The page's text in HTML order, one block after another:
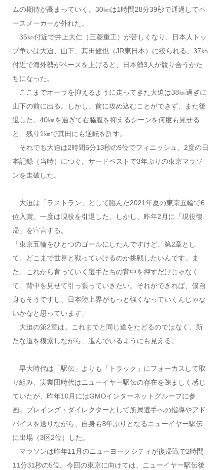
ムの期待が高まっていく。30㎞は1時間28分39秒で通過してペ
ースメーカーが外れた。
35㎞付近で井上大仁（三菱重工）が苦しくなり、日本人トッ
プ争いは大迫、山下、其田健也（JR東日本）に絞られる。37㎞
付近で海外勢がペースを上げると、日本勢3人が競り合うかた
ちになった。
ここまでオーラを抑えるように走ってきた大迫は38㎞過ぎに
山下の前に出る。しかし、前に攻め込むことができず、また後
退した。40㎞を過ぎて右脇腹を抑えるシーンを何度も見せる
と、残り1㎞で其田にも逆転を許す。
それでも大迫は2時間6分13秒の9位でフィニッシュ。2度の日
本記録（当時）につぐ、サードベストで3年ぶりの東京マラソ
ンを走破した。
大迫は「ラストラン」として臨んだ2021年夏の東京五輪で6
位入賞。一度は現役を引退した。しかし、昨年2月に「現役復
帰」を宣言する。
「東京五輪をひとつのゴールにしたんですけど、第2章とし
て、どこまで世界と戦っていけるのか挑戦したいんです。ま
た、これから育っていく選手たちの背中を押すだけじゃなく
て、背中を見せて引っ張っていきたい。それができれば、僕自
身もそうですし、日本陸上界がもっと強くなっていくんじゃな
いかなと思っています」
大迫の第2章は、これまでと同じ道をたどるのではなく、新
たな道を模索しながら、進んでいるようにも見える。
早大時代は「駅伝」よりも「トラック」にフォーカスして取
り組み、実業団時代はニューイヤー駅伝の存在を疎ましく感じ
ていたが、昨年10月にはGMOインターネットグループに参
画。プレイング・ダイレクターとして所属選手への指導やアド
バイスを送りながら、自身も8年ぶりとなるニューイヤー駅伝
に出場（3区2位）した。
マラソンは昨年11月のニューヨークシティが復帰戦で2時間
11分31秒の5位。今回の東京に向けては、ニューイヤー駅伝後